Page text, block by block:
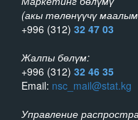
(акы төлөнүүчү
+996 (312) 32 47 03
Жалпы бөлүм:
+996 (312) 32 46 35
Email: nsc_mail@stat.kg
Управление